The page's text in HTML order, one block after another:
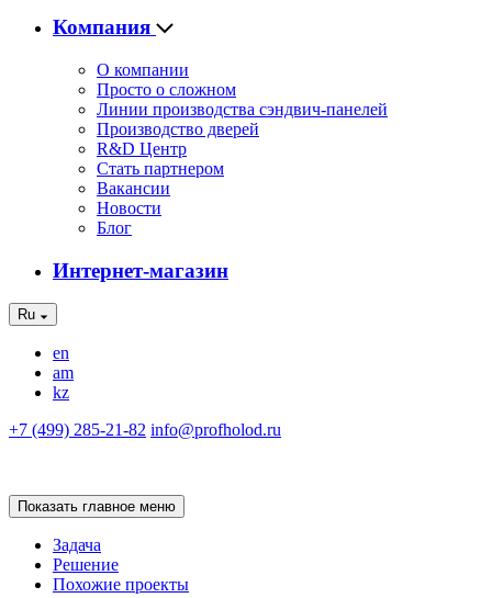
Компания
О компании
Просто о сложном
Линии производства сэндвич-панелей
Производство дверей
R&D Центр
Стать партнером
Вакансии
Новости
Блог
Интернет-магазин
Ru
en
am
kz
+7 (499) 285-21-82 info@profholod.ru
Показать главное меню
Задача
Решение
Похожие проекты